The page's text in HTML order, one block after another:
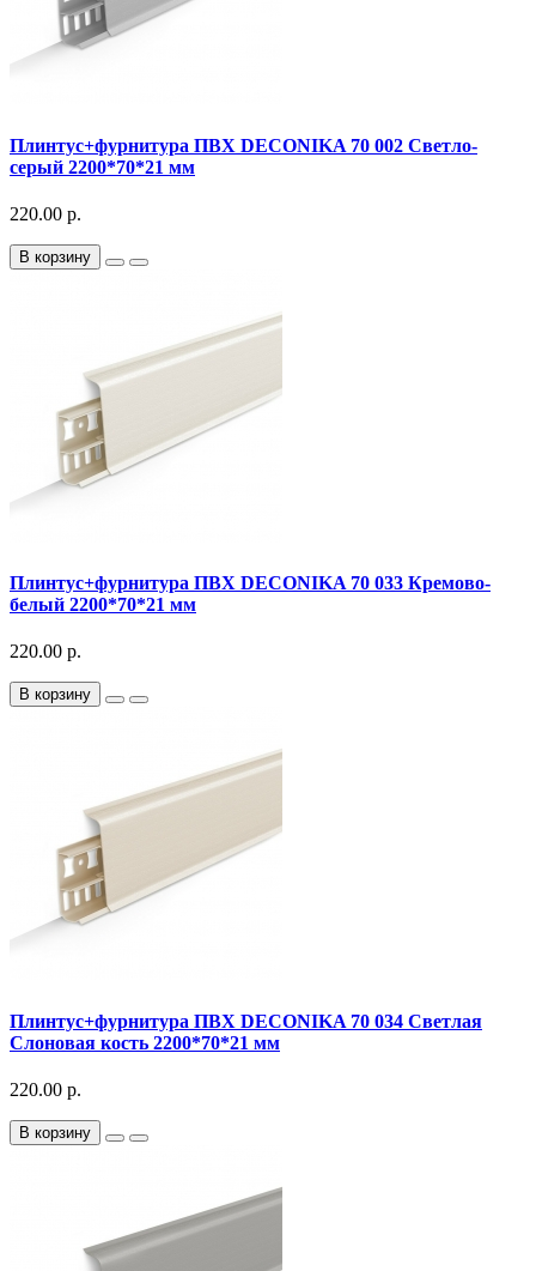
Плинтус+фурнитура ПВХ DECONIKA 70 002 Светло-
серый 2200*70*21 мм
220.00 р.
В корзину
Плинтус+фурнитура ПВХ DECONIKA 70 033 Кремово-
белый 2200*70*21 мм
220.00 р.
В корзину
Плинтус+фурнитура ПВХ DECONIKA 70 034 Светлая
Слоновая кость 2200*70*21 мм
220.00 р.
В корзину